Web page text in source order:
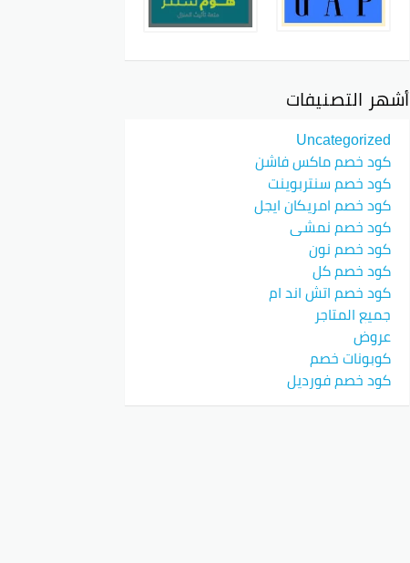
أشهر التصنيفات
Uncategorized
كود خصم ماكس فاشن
كود خصم سنتربوينت
كود خصم امريكان ايجل
كود خصم نمشي
كود خصم نون
كود خصم كل
كود خصم اتش اند ام
جميع المتاجر
عروض
كوبونات خصم
كود خصم فورديل